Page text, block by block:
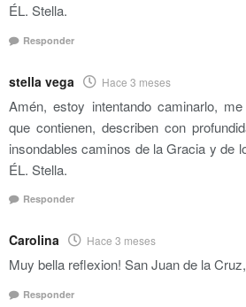
ÉL. Stella.
Responder
stella vega Hace 3 meses
Amén, estoy intentando caminarlo,
que contienen, describen con
insondables caminos de la Gracia y de
ÉL. Stella.
Responder
Carolina Hace 3 meses
Muy bella reflexion! San Juan de la
Responder